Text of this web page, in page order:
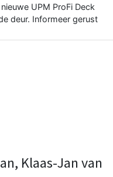
UPM ProFi Deck
deur. Informeer gerust
Klaas-Jan van